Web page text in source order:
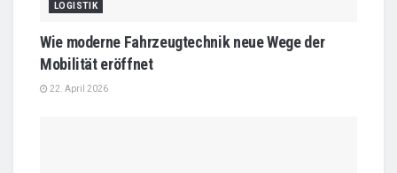
LOGISTIK
Wie moderne Fahrzeugtechnik neue Wege der
Mobilität eröffnet
22. April 2026